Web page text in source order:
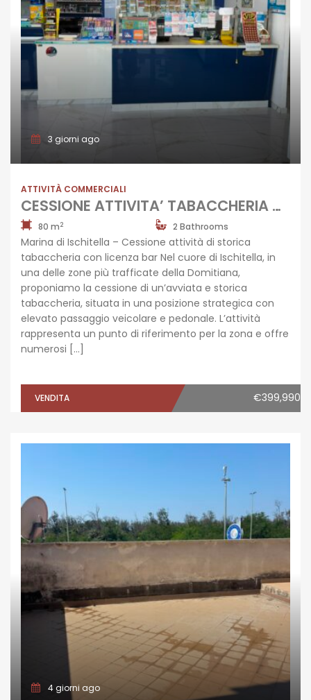
3 giorni ago
ATTIVITÀ COMMERCIALI
CESSIONE ATTIVITA’ TABACCHERIA Marina Di Ischitella-Domitiana
80 m2 2 Bathrooms
Marina di Ischitella – Cessione attività di storica
tabaccheria con licenza bar Nel cuore di Ischitella, in
una delle zone più trafficate della Domitiana,
proponiamo la cessione di un’avviata e storica
tabaccheria, situata in una posizione strategica con
elevato passaggio veicolare e pedonale. L’attività
rappresenta un punto di riferimento per la zona e offre
numerosi […]
VENDITA €399,990
4 giorni ago